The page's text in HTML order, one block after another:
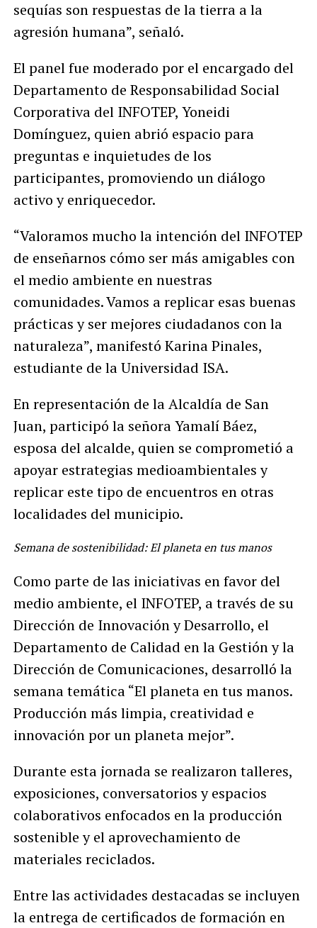
sequías son respuestas de la tierra a la
agresión humana”, señaló.
El panel fue moderado por el encargado del
Departamento de Responsabilidad Social
Corporativa del INFOTEP, Yoneidi
Domínguez, quien abrió espacio para
preguntas e inquietudes de los
participantes, promoviendo un diálogo
activo y enriquecedor.
“Valoramos mucho la intención del INFOTEP
de enseñarnos cómo ser más amigables con
el medio ambiente en nuestras
comunidades. Vamos a replicar esas buenas
prácticas y ser mejores ciudadanos con la
naturaleza”, manifestó Karina Pinales,
estudiante de la Universidad ISA.
En representación de la Alcaldía de San
Juan, participó la señora Yamalí Báez,
esposa del alcalde, quien se comprometió a
apoyar estrategias medioambientales y
replicar este tipo de encuentros en otras
localidades del municipio.
Semana de sostenibilidad: El planeta en tus manos
Como parte de las iniciativas en favor del
medio ambiente, el INFOTEP, a través de su
Dirección de Innovación y Desarrollo, el
Departamento de Calidad en la Gestión y la
Dirección de Comunicaciones, desarrolló la
semana temática “El planeta en tus manos.
Producción más limpia, creatividad e
innovación por un planeta mejor”.
Durante esta jornada se realizaron talleres,
exposiciones, conversatorios y espacios
colaborativos enfocados en la producción
sostenible y el aprovechamiento de
materiales reciclados.
Entre las actividades destacadas se incluyen
la entrega de certificados de formación en